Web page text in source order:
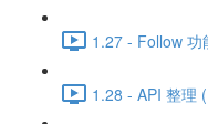
1.27 - Follow
1.28 - API 整理